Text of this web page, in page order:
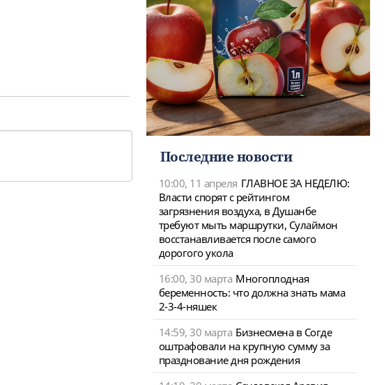
Последние новости
10:00, 11 апреля ГЛАВНОЕ ЗА НЕДЕЛЮ:
Власти спорят с рейтингом
загрязнения воздуха, в Душанбе
требуют мыть маршрутки, Сулаймон
восстанавливается после самого
дорогого укола
16:00, 30 марта Многоплодная
беременность: что должна знать мама
2-3-4-няшек
14:59, 30 марта Бизнесмена в Согде
оштрафовали на крупную сумму за
празднование дня рождения